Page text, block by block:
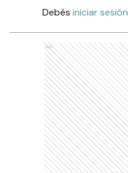
Debés iniciar sesión
Ads